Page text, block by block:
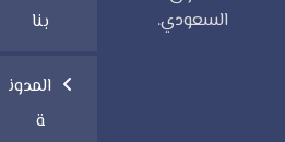
السعودي.
بنا
المدون
ة